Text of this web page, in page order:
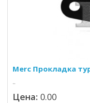
Merc Прокладка
..
Цена: 0.00